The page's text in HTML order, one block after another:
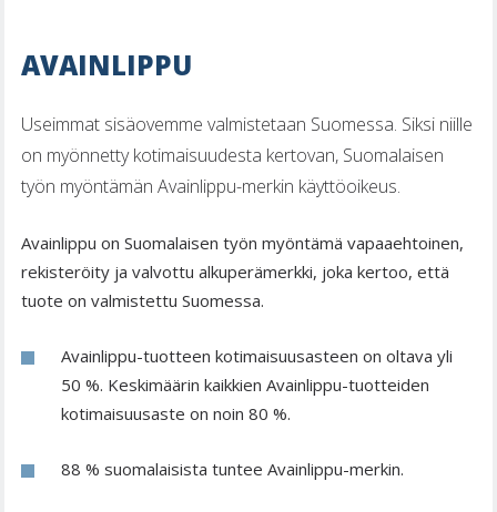
AVAINLIPPU
Useimmat sisäovemme valmistetaan Suomessa. Siksi niille
on myönnetty kotimaisuudesta kertovan, Suomalaisen
työn myöntämän Avainlippu-merkin käyttöoikeus.
Avainlippu on Suomalaisen työn myöntämä vapaaehtoinen,
rekisteröity ja valvottu alkuperämerkki, joka kertoo, että
tuote on valmistettu Suomessa.
Avainlippu-tuotteen kotimaisuusasteen on oltava yli
50 %. Keskimäärin kaikkien Avainlippu-tuotteiden
kotimaisuusaste on noin 80 %.
88 % suomalaisista tuntee Avainlippu-merkin.